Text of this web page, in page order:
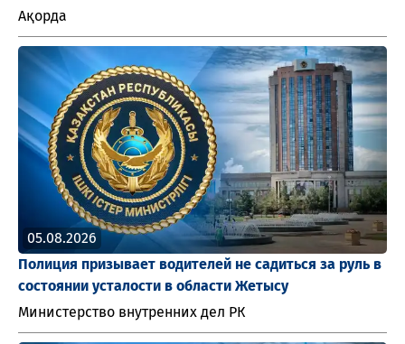
Ақорда
05.08.2026
Полиция призывает водителей не садиться за руль в
состоянии усталости в области Жетысу
Министерство внутренних дел РК